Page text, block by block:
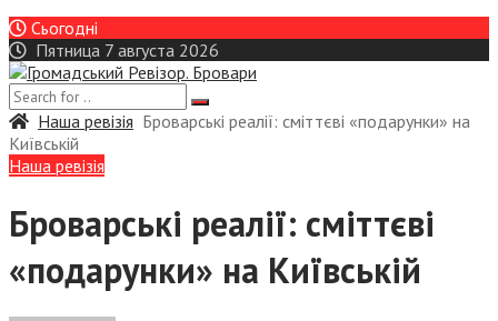
Сьогодні
Пятница 7 августа 2026
Наша ревізія Броварські реалії: сміттєві «подарунки» на
Київській
Наша ревізія
Броварські реалії: сміттєві
«подарунки» на Київській